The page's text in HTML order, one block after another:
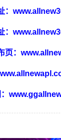
：
：
页：